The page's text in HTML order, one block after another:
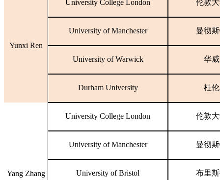
Yunxi Ren
University College London 伦敦
University of Manchester 曼彻
University of Warwick 华
Durham University 杜
Yang Zhang
University College London 伦敦
University of Manchester 曼彻
University of Bristol 布里